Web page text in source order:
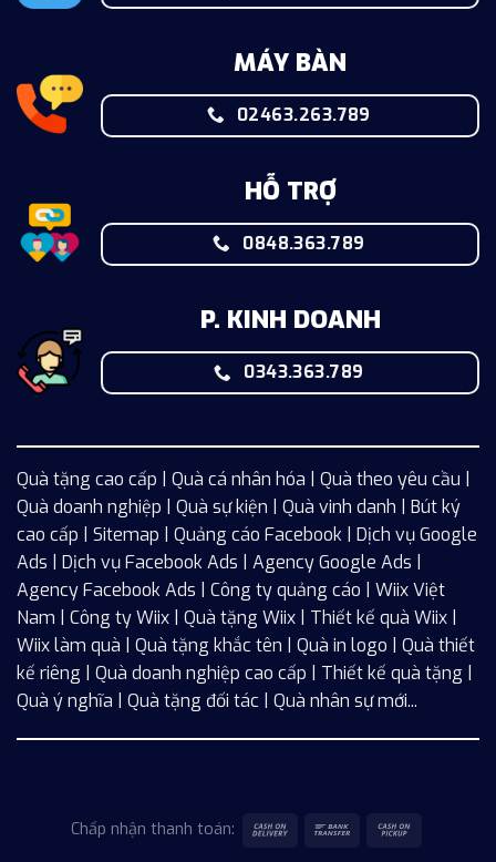
MÁY BÀN
02463.263.789
HỖ TRỢ
0848.363.789
P. KINH DOANH
0343.363.789
Quà tặng cao cấp | Quà cá nhân hóa | Quà theo yêu cầu |
Quà doanh nghiệp | Quà sự kiện | Quà vinh danh | Bút ký
cao cấp | Sitemap | Quảng cáo Facebook | Dịch vụ Google
Ads
Dịch vụ Facebook Ads | Agency Google Ads |
Agency Facebook Ads | Công ty quảng cáo | WiixViệt
Nam | Công ty Wiix | Quà tặng Wiix | Thiết kế quà Wiix |
Wiix làm quà | Quà tặng khắc tên | Quà in logo | Quà thiết
kế riêng | Quà doanh nghiệp cao cấp | Thiết kế quà tặng |
Quà ý nghĩa | Quà tặng đối tác | Quà nhân sự mới...
Chấp nhận thanh toán: